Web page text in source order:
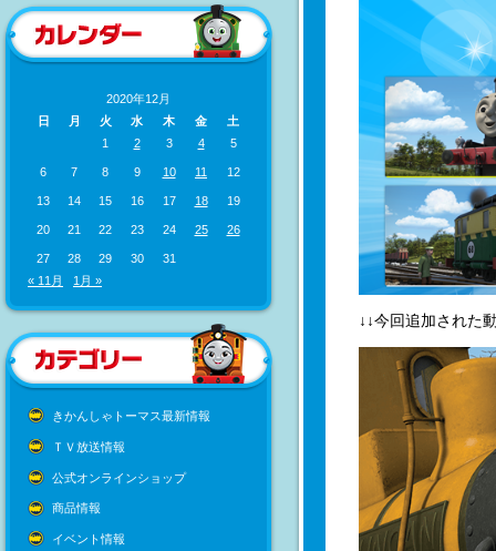
2020年12月
日
月 火 水 木 金
土
1
2 3 4 5
6 7 8 9 10 11 12
13 14 15 16 17 18 19
20 21 22 23 24 25 26
27 28 29 30
31
« 11月
1月 »
きかんしゃトーマス最新情報
ＴＶ放送情報
公式オンラインショップ
商品情報
イベント情報
↓↓今回追加された